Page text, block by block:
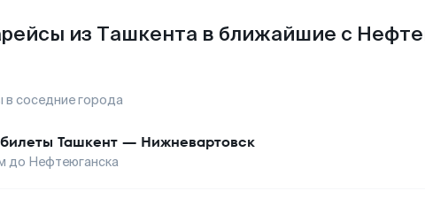
из Ташкента в ближайшие с
в соседние города
Ташкент — Нижневартовск
до Нефтеюганска